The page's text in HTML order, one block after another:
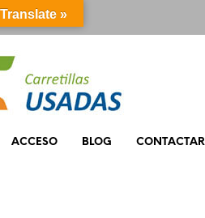
ACCESO BLOG CONTACTAR
Translate »